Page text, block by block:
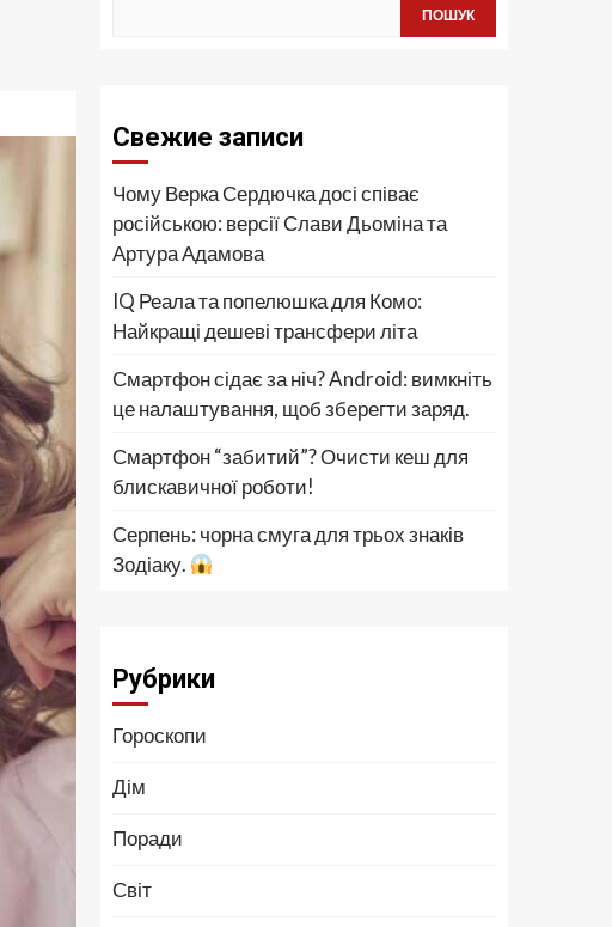
ПОШУК
Свежие записи
Чому Верка Сердючка досі співає
російською: версії Слави Дьоміна та
Артура Адамова
IQ Реала та попелюшка для Комо:
Найкращі дешеві трансфери літа
Смартфон сідає за ніч? Android: вимкніть
це налаштування, щоб зберегти заряд.
Смартфон “забитий”? Очисти кеш для
блискавичної роботи!
Серпень: чорна смуга для трьох знаків
Зодіаку.
Рубрики
Гороскопи
Дім
Поради
Світ